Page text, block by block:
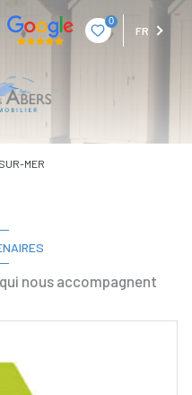
0
FR
MER
nous accompagnent